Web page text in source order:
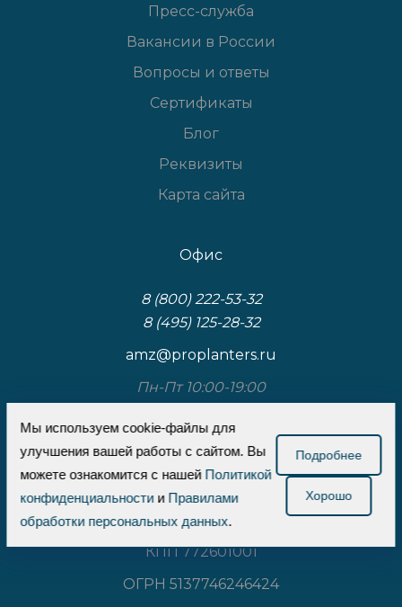
Пресс-служба
Вакансии в России
Вопросы и ответы
Сертификаты
Блог
Реквизиты
Карта сайта
Офис
8 (800) 222-53-32
8 (495) 125-28-32
amz@proplanters.ru
Пн-Пт 10:00-19:00
117587, Москва, Варшавское шоссе, д.125, к.3,
стр.1
ИНН 7726737710
КПП 772601001
ОГРН 5137746246424
Мы используем cookie-файлы для
улучшения вашей работы с сайтом. Вы
можете ознакомится с нашей Политикой
конфиденциальностии Правилами
обработки персональных данных.
Подробнее
Хорошо